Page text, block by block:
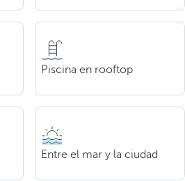
Piscina en rooftop
Entre el mar y la ciudad